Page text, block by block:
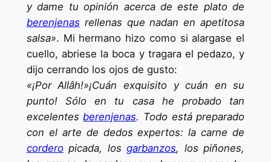
y dame tu opinión acerca de este plato de
berenjenas rellenas que nadan en apetitosa
salsa». Mi hermano hizo como si alargase el
cuello, abriese la boca y tragara el pedazo, y
dijo cerrando los ojos de gusto:
«¡Por Allâh!»¡Cuán exquisito y cuán en su
punto! Sólo en tu casa he probado tan
excelentesberenjenas. Todo está preparado
con el arte de dedos expertos: la carne de
corderopicada, losgarbanzos, los piñones,